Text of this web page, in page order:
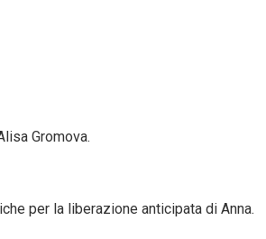
Gromova.
per la liberazione anticipata di Anna.